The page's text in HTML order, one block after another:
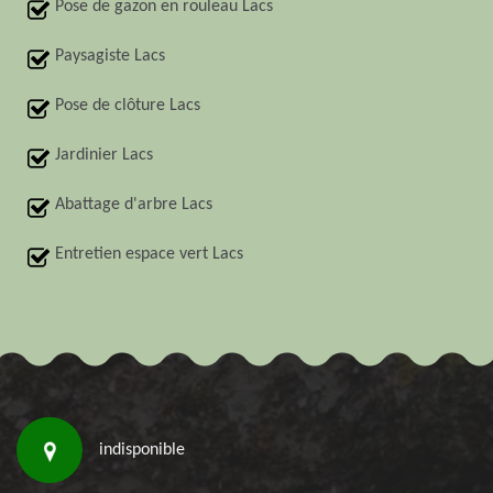
Pose de gazon en rouleau Lacs
Paysagiste Lacs
Pose de clôture Lacs
Jardinier Lacs
Abattage d'arbre Lacs
Entretien espace vert Lacs
indisponible